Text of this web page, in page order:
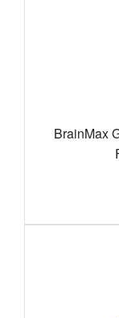
BrainMax